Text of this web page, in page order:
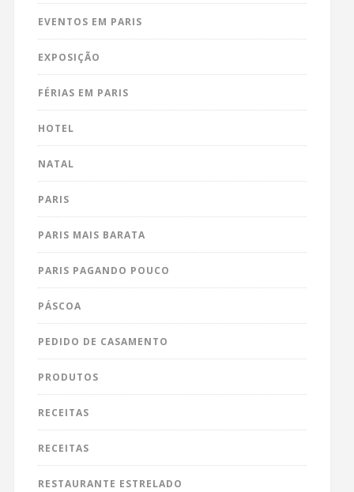
EVENTOS EM PARIS
EXPOSIÇÃO
FÉRIAS EM PARIS
HOTEL
NATAL
PARIS
PARIS MAIS BARATA
PARIS PAGANDO POUCO
PÁSCOA
PEDIDO DE CASAMENTO
PRODUTOS
RECEITAS
RECEITAS
RESTAURANTE ESTRELADO